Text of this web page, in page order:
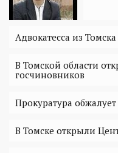
Адвокатесса из
В Томской области
госчиновников
Прокуратура
В Томске открыли